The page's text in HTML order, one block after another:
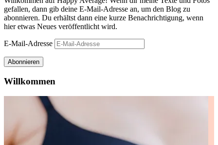
gefallen, dann gib deine E-Mail-Adresse an, um den Blog zu
abonnieren. Du erhältst dann eine kurze Benachrichtigung, wenn
hier etwas Neues veröffentlicht wird.
E-Mail-Adresse
Abonnieren
Willkommen